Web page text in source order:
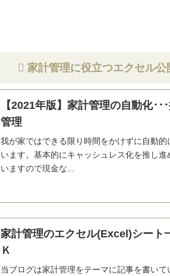
家計管理に役立つエクセル公
【2021年版】家計管理の自動化･
管理
我が家ではできる限り時間をかけずに自動
います。基本的にキャッシュレス化を推し
いますので現金な...
家計管理のエクセル(Excel)シート
Ｋ
当ブログは家計管理をテーマに記事を書い